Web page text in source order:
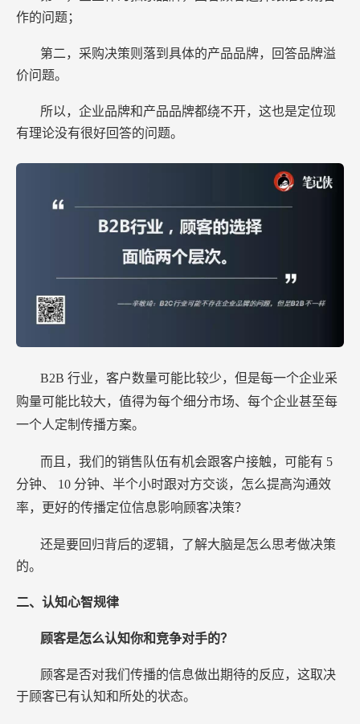
作的问题；
第二，采购决策则落到具体的产品品牌，回答品牌溢
价问题。
所以，企业品牌和产品品牌都绕不开，这也是定位现
有理论没有很好回答的问题。
B2B行业，客户数量可能比较少，但是每一个企业采
购量可能比较大，值得为每个细分市场、每个企业甚至每
一个人定制传播方案。
而且，我们的销售队伍有机会跟客户接触，可能有 5
分钟、 10 分钟、半个小时跟对方交谈，怎么提高沟通效
率，更好的传播定位信息影响顾客决策？
还是要回归背后的逻辑，了解大脑是怎么思考做决策
的。
二、认知心智规律
顾客是怎么认知你和竞争对手的？
顾客是否对我们传播的信息做出期待的反应，这取决
于顾客已有认知和所处的状态。